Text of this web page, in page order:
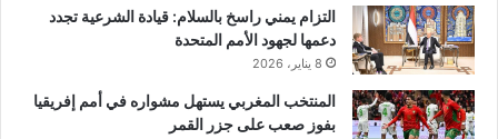
التزام يمني راسخ بالسلام: قيادة الشرعية تجدد
دعمها لجهود الأمم المتحدة
8 يناير، 2026
المنتخب المغربي يستهل مشواره في أمم إفريقيا
بفوز صعب على جزر القمر